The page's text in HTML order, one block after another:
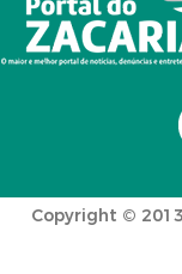
Copyright ©